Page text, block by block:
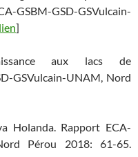
GSD-GSVulcain-
lien]
aux lacs de
GSVulcain-UNAM, Nord
Holanda. Rapport ECA-
Pérou 2018: 61-65.